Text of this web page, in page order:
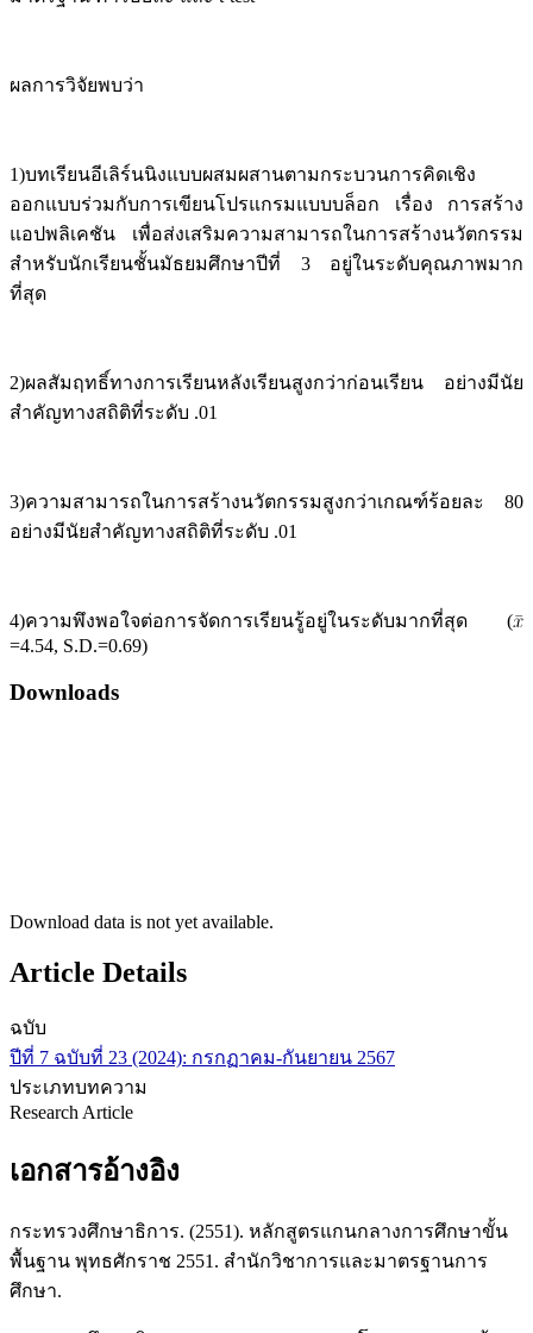
ผลการวิจัยพบว่า
1)บทเรียนอีเลิร์นนิงแบบผสมผสานตามกระบวนการคิดเชิง
ออกแบบร่วมกับการเขียนโปรแกรมแบบบล็อก เรื่อง การสร้าง
แอปพลิเคชัน เพื่อส่งเสริมความสามารถในการสร้างนวัตกรรม
สำหรับนักเรียนชั้นมัธยมศึกษาปีที่ 3 อยู่ในระดับคุณภาพมาก
ที่สุด
2)ผลสัมฤทธิ์ทางการเรียนหลังเรียนสูงกว่าก่อนเรียน อย่างมีนัย
สำคัญทางสถิติที่ระดับ .01
3)ความสามารถในการสร้างนวัตกรรมสูงกว่าเกณฑ์ร้อยละ 80
อย่างมีนัยสำคัญทางสถิติที่ระดับ .01
4)ความพึงพอใจต่อการจัดการเรียนรู้อยู่ในระดับมากที่สุด (
=4.54, S.D.=0.69)
Downloads
Download data is not yet available.
Article Details
ฉบับ
ปีที่ 7 ฉบับที่ 23 (2024): กรกฏาคม-กันยายน 2567
ประเภทบทความ
Research Article
เอกสารอ้างอิง
กระทรวงศึกษาธิการ. (2551). หลักสูตรแกนกลางการศึกษาขั้น
พื้นฐาน พุทธศักราช 2551. สำนักวิชาการและมาตรฐานการ
ศึกษา.